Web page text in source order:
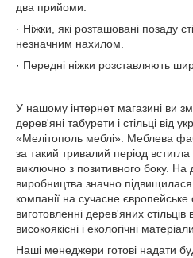
два прийоми:
· Ніжки, які розташовані позаду
незначним нахилом.
· Передні ніжки розставляють
У нашому інтернет магазині ви
дерев'яні табурети і стільці від
«Мелітополь меблі». Меблева
за такий тривалий період
виключно з позитивного боку. На
виробництва значно
компанії на сучасне
виготовленні дерев'яних
високоякісні і екологічні матеріали.
Наші менеджери готові надати